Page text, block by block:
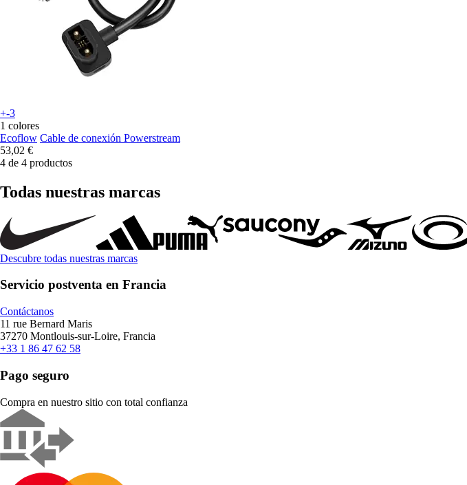
+-3
1 colores
Ecoflow Cable de conexión Powerstream
53,02 €
4 de 4 productos
Todas nuestras marcas
Descubre todas nuestras marcas
Servicio postventa en Francia
Contáctanos
11 rue Bernard Maris
37270 Montlouis-sur-Loire, Francia
+33 1 86 47 62 58
Pago seguro
Compra en nuestro sitio con total confianza